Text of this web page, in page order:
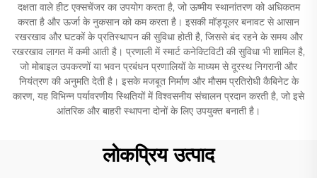
दक्षता वाले हीट एक्सचेंजर का उपयोग करता है, जो ऊष्मीय स्थानांतरण को अधिकतम
करता है और ऊर्जा के नुकसान को कम करता है। इसकी मॉड्यूलर बनावट से आसान
रखरखाव और घटकों के प्रतिस्थापन की सुविधा होती है, जिससे बंद रहने के समय और
रखरखाव लागत में कमी आती है। प्रणाली में स्मार्ट कनेक्टिविटी की सुविधा भी शामिल है,
जो मोबाइल उपकरणों या भवन प्रबंधन प्रणालियों के माध्यम से दूरस्थ निगरानी और
नियंत्रण की अनुमति देती है। इसके मजबूत निर्माण और मौसम प्रतिरोधी कैबिनेट के
कारण, यह विभिन्न पर्यावरणीय स्थितियों में विश्वसनीय संचालन प्रदान करती है, जो इसे
आंतरिक और बाहरी स्थापना दोनों के लिए उपयुक्त बनाती है।
लोकप्रिय उत्पाद